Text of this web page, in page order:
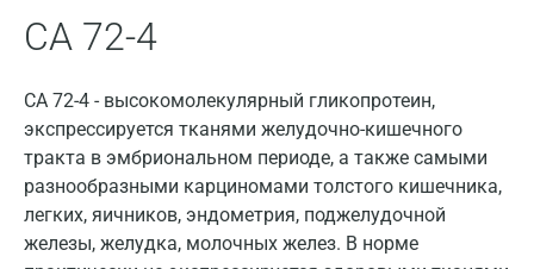
СА 72-4
CA 72-4 - высокомолекулярный гликопротеин,
экспрессируется тканями желудочно-кишечного
тракта в эмбриональном периоде, а также самыми
разнообразными карциномами толстого кишечника,
легких, яичников, эндометрия, поджелудочной
железы, желудка, молочных желез. В норме
Гатчина
Дзержинск
Дзержинский
Дмитров